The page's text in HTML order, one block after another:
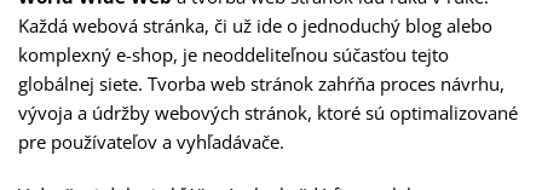
Každá webová stránka, či už ide o jednoduchý blog alebo
komplexný e-shop, je neoddeliteľnou súčasťou tejto
globálnej siete. Tvorba web stránok zahŕňa proces návrhu,
vývoja a údržby webových stránok, ktoré sú optimalizované
pre používateľov a vyhľadávače.